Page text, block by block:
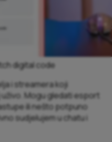
digital code
i streamera koji
Mogu gledati esport
ili nešto potpuno
sudjelujem u chatu i